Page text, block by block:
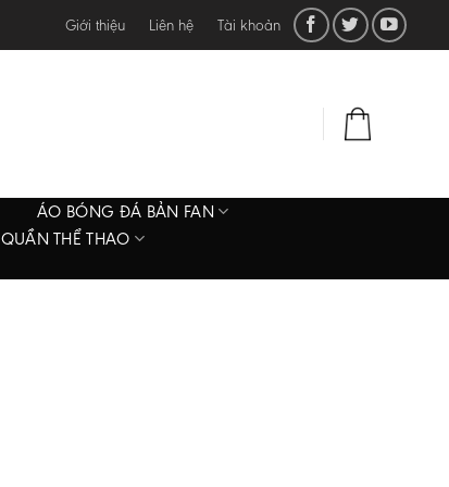
Giới thiệu Liên hệ Tài khoản
ÁO BÓNG ĐÁ BẢN FAN
QUẦN THỂ THAO